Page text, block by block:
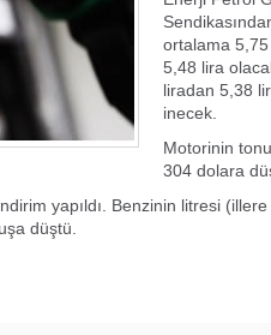
ortalama 5,75
5,48 lira
liradan 5,38
inecek.
Motorinin
304 dolara
yapıldı. Benzinin litresi
düştü.